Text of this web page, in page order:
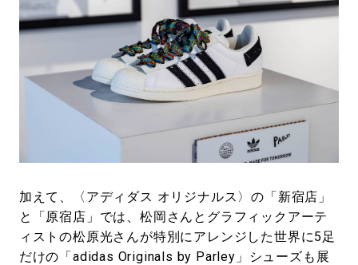
加えて、〈アディダス オリジナルス〉の「新宿店」
と「原宿店」では、松岡さんとグラフィックアーテ
ィストの松原光さんが特別にアレンジした世界に5足
だけの「adidas Originals by Parley」シューズも展